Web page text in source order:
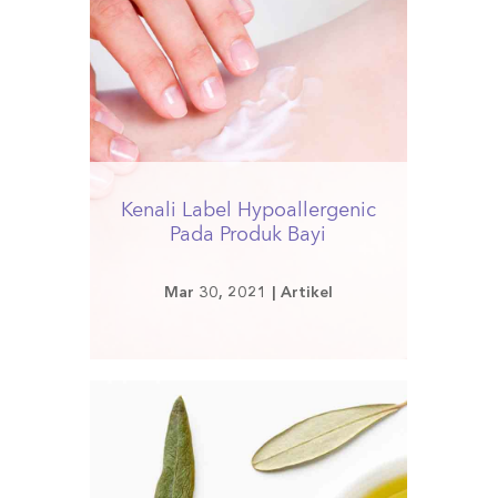
Kenali Label Hypoallergenic
Pada Produk Bayi
Mar 30, 2021 Artikel